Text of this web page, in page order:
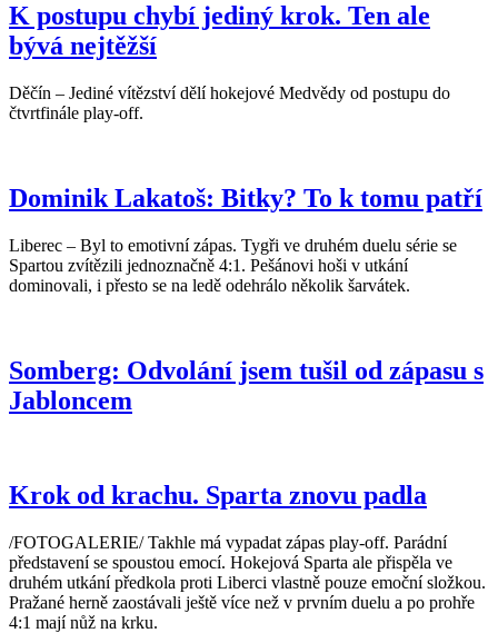
K postupu chybí jediný krok. Ten ale
bývá nejtěžší
Děčín – Jediné vítězství dělí hokejové Medvědy od postupu do
čtvrtfinále play-off.
Dominik Lakatoš: Bitky? To k tomu patří
Liberec – Byl to emotivní zápas. Tygři ve druhém duelu série se
Spartou zvítězili jednoznačně 4:1. Pešánovi hoši v utkání
dominovali, i přesto se na ledě odehrálo několik šarvátek.
Somberg: Odvolání jsem tušil od zápasu s
Jabloncem
Krok od krachu. Sparta znovu padla
/FOTOGALERIE/ Takhle má vypadat zápas play-off. Parádní
představení se spoustou emocí. Hokejová Sparta ale přispěla ve
druhém utkání předkola proti Liberci vlastně pouze emoční složkou.
Pražané herně zaostávali ještě více než v prvním duelu a po prohře
4:1 mají nůž na krku.